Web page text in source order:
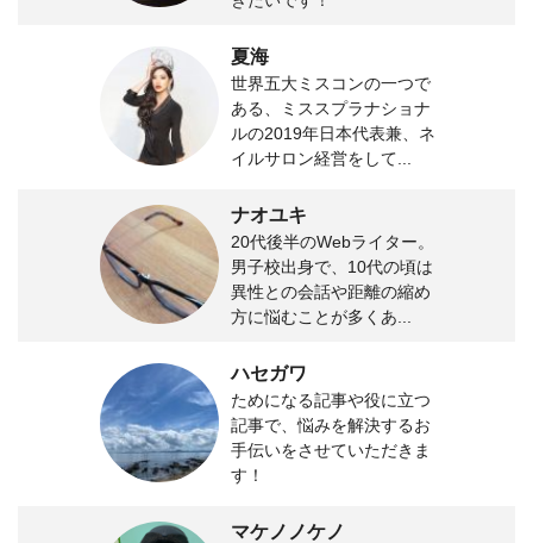
夏海
世界五大ミスコンの一つで
ある、ミススプラナショナ
ルの2019年日本代表兼、ネ
イルサロン経営をして...
ナオユキ
20代後半のWebライター。
男子校出身で、10代の頃は
異性との会話や距離の縮め
方に悩むことが多くあ...
ハセガワ
ためになる記事や役に立つ
記事で、悩みを解決するお
手伝いをさせていただきま
す！
マケノノケノ